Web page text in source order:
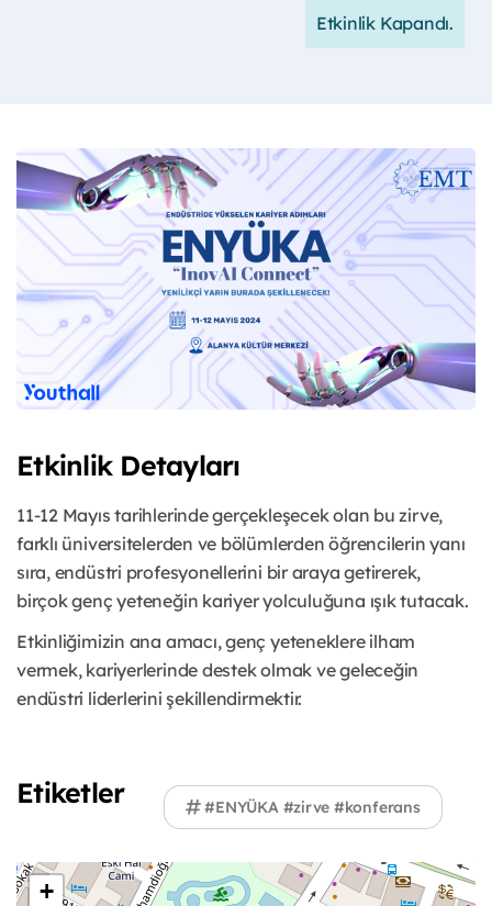
Etkinlik Kapandı.
Etkinlik Detayları
11-12 Mayıs tarihlerinde gerçekleşecek olan bu zirve,
farklı üniversitelerden ve bölümlerden öğrencilerin yanı
sıra, endüstri profesyonellerini bir araya getirerek,
birçok genç yeteneğin kariyer yolculuğuna ışık tutacak.
Etkinliğimizin ana amacı, genç yeteneklere ilham
vermek, kariyerlerinde destek olmak ve geleceğin
endüstri liderlerini şekillendirmektir.
Etiketler #ENYÜKA #zirve #konferans
+